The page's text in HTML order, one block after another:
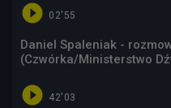
 02'55
Daniel Spaleniak -
(Czwórka/Ministerstwo
 42'03